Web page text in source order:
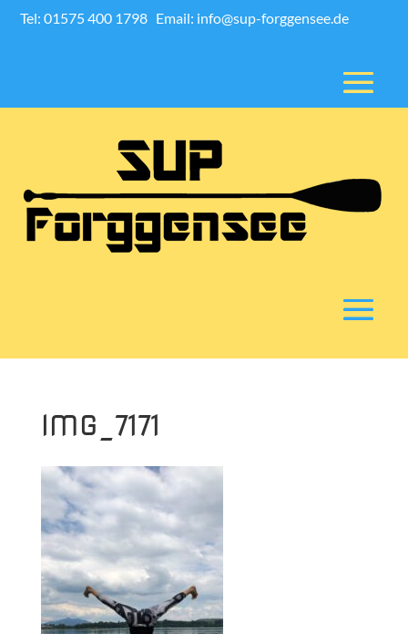
Tel: 01575 400 1798 Email: info@sup-forggensee.de
IMG_7171